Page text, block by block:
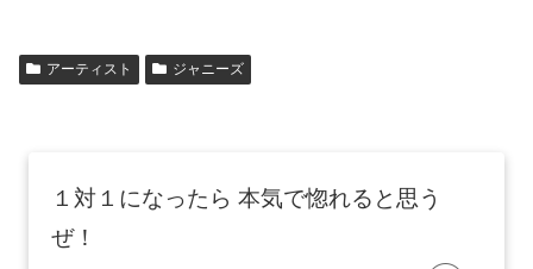
アーティスト ジャニーズ
１対１になったら 本気で惚れると思う
ぜ！